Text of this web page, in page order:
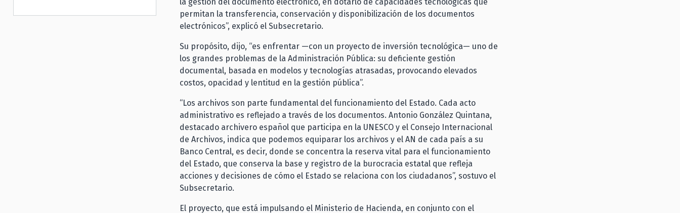
permitan la transferencia, conservación y disponibilización de los documentos
electrónicos”, explicó el Subsecretario.
Su propósito, dijo, “es enfrentar —con un proyecto de inversión tecnológica— uno de
los grandes problemas de la Administración Pública: su deficiente gestión
documental, basada en modelos y tecnologías atrasadas, provocando elevados
costos, opacidad y lentitud en la gestión pública”.
“Los archivos son parte fundamental del funcionamiento del Estado. Cada acto
administrativo es reflejado a través de los documentos. Antonio González Quintana,
destacado archivero español que participa en la UNESCO y el Consejo Internacional
de Archivos, indica que podemos equiparar los archivos y el AN de cada país a su
Banco Central, es decir, donde se concentra la reserva vital para el funcionamiento
del Estado, que conserva la base y registro de la burocracia estatal que refleja
acciones y decisiones de cómo el Estado se relaciona con los ciudadanos”, sostuvo el
Subsecretario.
El proyecto, que está impulsando el Ministerio de Hacienda, en conjunto con el